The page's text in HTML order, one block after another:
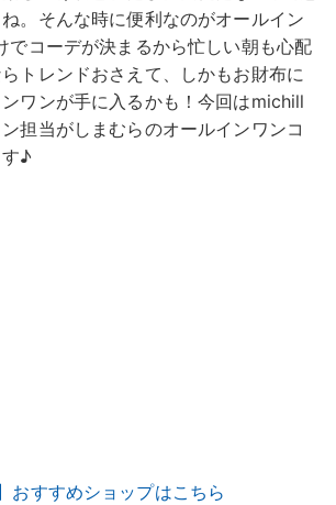
。そんな時に便利なのがオールイン
でコーデが決まるから忙しい朝も心配
トレンドおさえて、しかもお財布に
ワンが手に入るかも！今回はmichill
担当がしまむらのオールインワンコ
♪
】おすすめショップはこちら